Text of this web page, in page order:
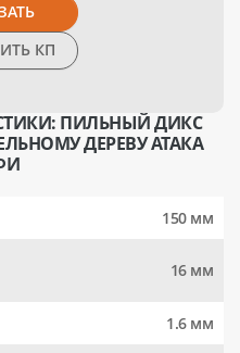
ЗАПРОСИТЬ КП
ПИЛЬНЫЙ ДИКС
ДЕРЕВУ АТАКА
150 мм
16 мм
1.6 мм